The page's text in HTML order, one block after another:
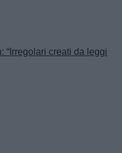
“Irregolari creati da leggi